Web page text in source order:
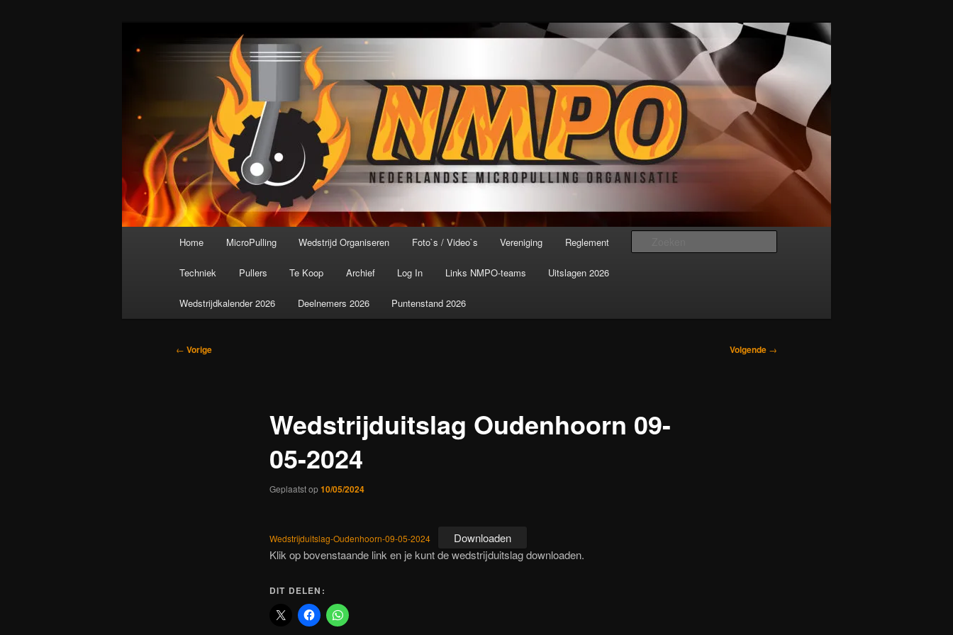
Nederlandse MicroPulling Organisatie
De meest krachtige modelbouwsport ter wereld!
Home MicroPulling Wedstrijd Organiseren Foto`s / Video`s Vereniging Reglement
Techniek Pullers Te Koop Archief Log In Links NMPO-teams Uitslagen 2026
Wedstrijdkalender 2026 Deelnemers 2026 Puntenstand 2026
Bericht
← Vorige Volgende →
Wedstrijduitslag Oudenhoorn 09-
05-2024
Geplaatst op10/05/2024
Wedstrijduitslag-Oudenhoorn-09-05-2024
Downloaden
Klik op bovenstaande link en je kunt de wedstrijduitslag downloaden.
DIT DELEN: